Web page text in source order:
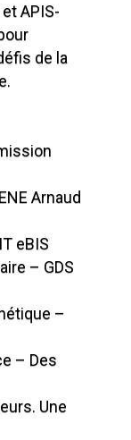
et APIS-
de la
Arnaud
eBIS
– GDS
–
– Des
Une